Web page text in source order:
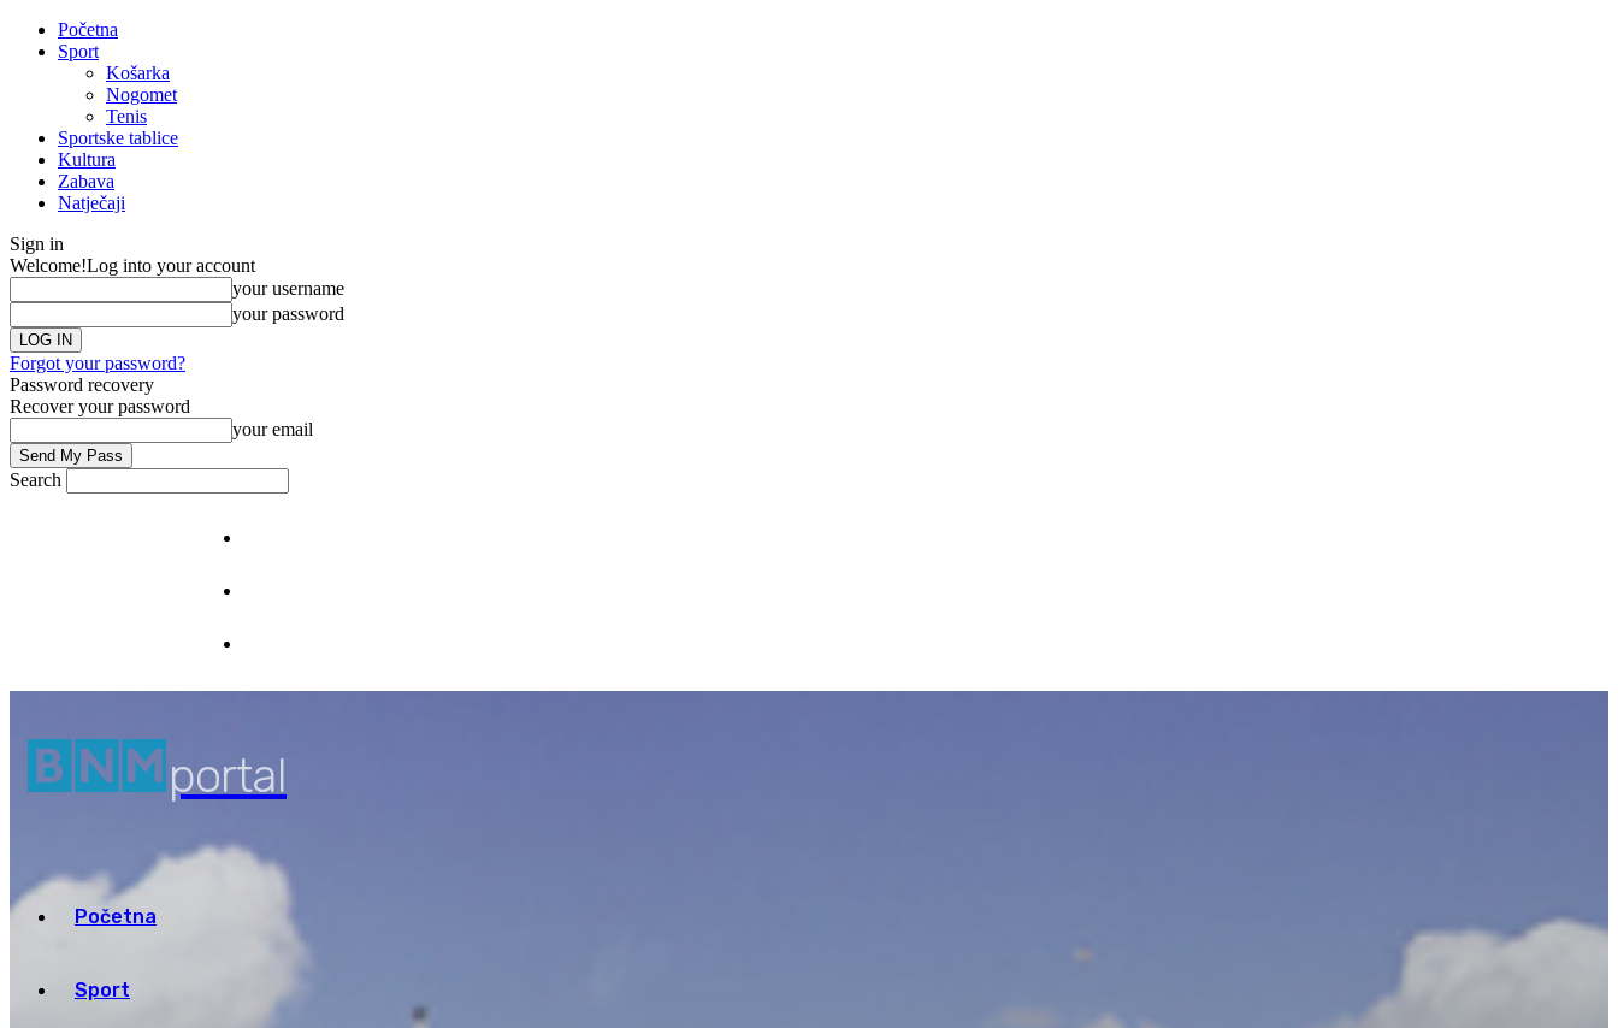
Početna
Sport
Košarka
Nogomet
Tenis
Sportske tablice
Kultura
Zabava
Natječaji
Sign in
Welcome!Log into your account
your username
your password
Forgot your password?
Password recovery
Recover your password
your email
Search
portal
Početna
Sport